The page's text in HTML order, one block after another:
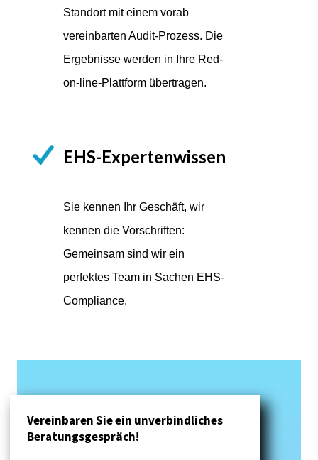
Standort mit einem vorab
vereinbarten Audit-Prozess. Die
Ergebnisse werden in Ihre Red-
on-line-Plattform übertragen.
EHS-Expertenwissen
Sie kennen Ihr Geschäft, wir
kennen die Vorschriften:
Gemeinsam sind wir ein
perfektes Team in Sachen EHS-
Compliance.
Vereinbaren Sie ein unverbindliches
Beratungsgespräch!